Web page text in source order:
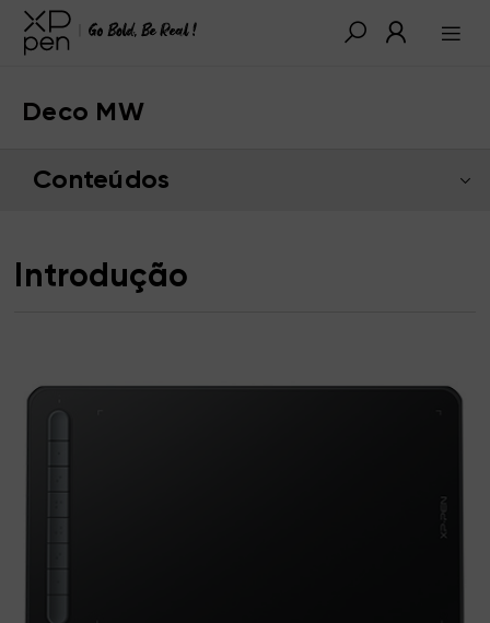
Deco MW
Conteúdos
Introdução